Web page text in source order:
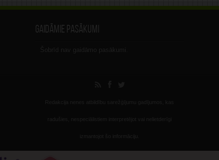
Gaidāmie pasākumi
Šobrīd nav gaidāmo pasākumi.
Redakcija nenes atbildību sarežģījumu gadījumos, kas